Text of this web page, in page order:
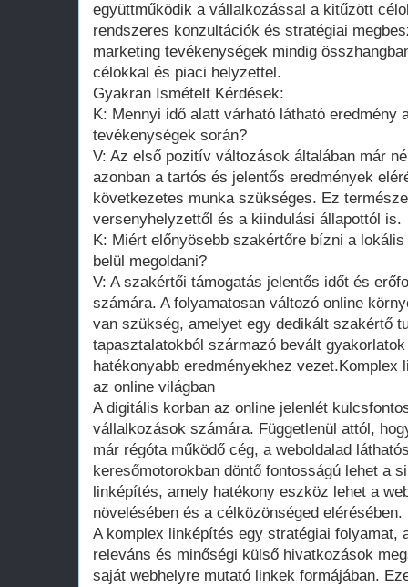
együttműködik a vállalkozással a kitűzött
rendszeres konzultációk és stratégiai
marketing tevékenységek mindig
célokkal és piaci helyzettel.
Gyakran Ismételt Kérdések:
K: Mennyi idő alatt várható látható eredmény
tevékenységek során?
V: Az első pozitív változások általában már
azonban a tartós és jelentős eredmények
következetes munka szükséges. Ez
versenyhelyzettől és a kiindulási állapottól is.
K: Miért előnyösebb szakértőre bízni a
belül megoldani?
V: A szakértői támogatás jelentős időt és
számára. A folyamatosan változó online
van szükség, amelyet egy dedikált szakértő
tapasztalatokból származó bevált
hatékonyabb eredményekhez
az online világban
A digitális korban az online jelenlét
vállalkozások számára. Függetlenül attól,
már régóta működő cég, a weboldalad
keresőmotorokban döntő fontosságú lehet a
linképítés, amely hatékony eszköz lehet a
növelésében és a célközönséged elérésében.
A komplex linképítés egy stratégiai folyamat,
releváns és minőségi külső hivatkozások
saját webhelyre mutató linkek formájában.